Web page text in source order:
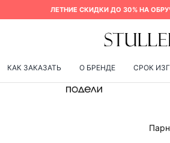
ЛЕТНИЕ СКИДКИ ДО 30% НА
КАК ЗАКАЗАТЬ О БРЕНДЕ СРОК